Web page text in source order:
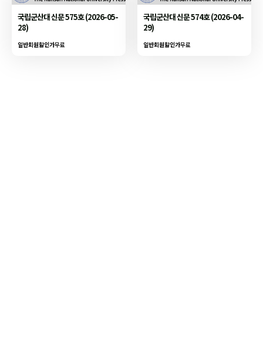
국립군산대 신문 575호 (2026-05-
28)
일반회원할인가무료
국립군산대 신문 574호 (2026-04-
29)
일반회원할인가무료